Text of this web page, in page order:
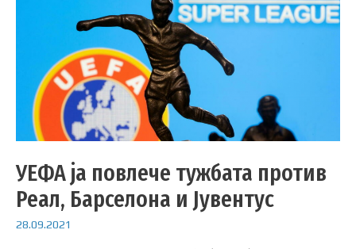
УЕФА ја повлече тужбата против
Реал, Барселона и Јувентус
28.09.2021